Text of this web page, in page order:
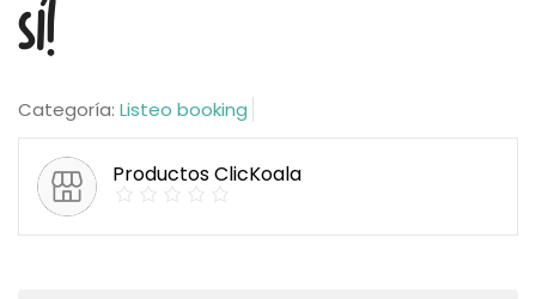
Sí!
Categoría: Listeo booking
Productos ClicKoala